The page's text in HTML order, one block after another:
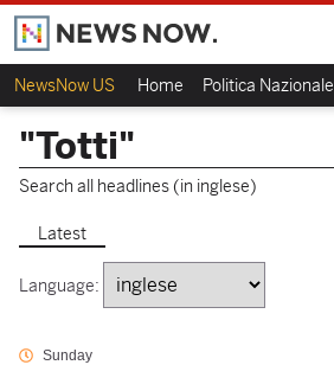
NewsNow US Home Politica Nazionale
"Totti"
Search all headlines (in inglese)
Latest
Language:
Sunday